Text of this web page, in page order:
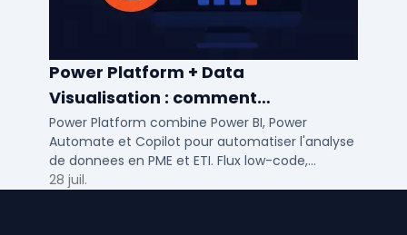
Power Platform + Data
Visualisation : comment
automatiser l’analyse de vos
données ?
Power Platform combine Power BI, Power
Automate et Copilot pour automatiser l'analyse
de donnees en PME et ETI. Flux low-code,
tableaux de bord temps reel et gouvernance
28 juil.